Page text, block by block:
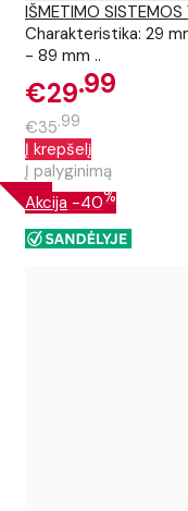
IŠMETIMO
Charakteristika: 29
- 89 mm ..
€29 99
€35 99
Į krepšelį
Į palyginimą
Akcija -40%